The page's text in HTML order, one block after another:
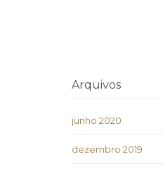
Arquivos
junho 2020
dezembro 2019